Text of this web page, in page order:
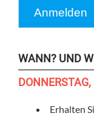
Anmelden
WANN? UND
Erhalten